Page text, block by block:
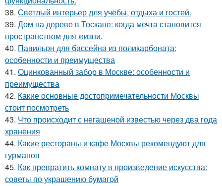
38. Светлый интерьер для учёбы, отдыха и гостей.
39. Дом на дереве в Тоскане: когда мечта становится
пространством для жизни.
40. Павильон для бассейна из поликарбоната:
особенности и преимущества
41. Оцинкованный забор в Москве: особенности и
преимущества
42. Какие основные достопримечательности Москвы
стоит посмотреть
43. Что происходит с негашеной известью через два года
хранения
44. Какие рестораны и кафе Москвы рекомендуют для
гурманов
45. Как превратить комнату в произведение искусства:
советы по украшению бумагой